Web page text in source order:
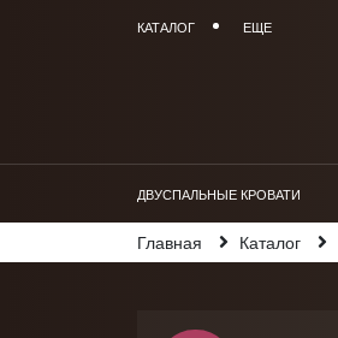
КАТАЛОГ ЕЩЕ
ДВУСПАЛЬНЫЕ КРОВАТИ
Главная Каталог